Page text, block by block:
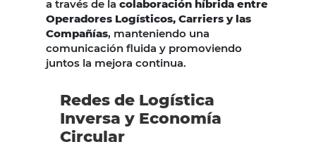
a través de la colaboración híbrida entre
Operadores Logísticos, Carriers y las
Compañías, manteniendo una
comunicación fluida y promoviendo
juntos la mejora continua.
Redes de Logística
Inversa y Economía
Circular